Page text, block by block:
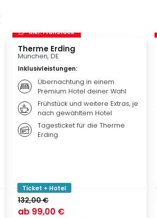
inkl. Frühstück
Therme Erding
München, DE
Inklusivleistungen:
Übernachtung in einem
Premium Hotel deiner Wahl
Frühstück und weitere Extras, je
nach gewähltem Hotel
Tagesticket für die Therme
Erding
Ticket + Hotel
132,00 €
ab 99,00 €